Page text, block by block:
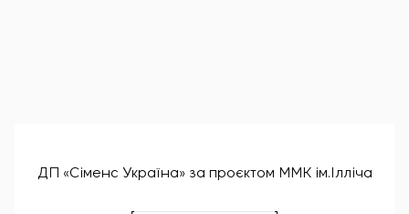
ДП «Сіменс Україна» за проєктом ММК ім.Ілліча